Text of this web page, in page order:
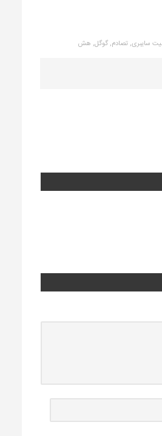
سایبری,تصادم,گوگل, هش